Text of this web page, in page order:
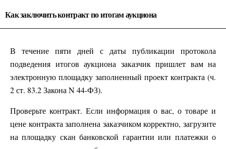
Как заключить контракт по итогам аукциона
В течение пяти дней с даты публикации протокола
подведения итогов аукциона заказчик пришлет вам на
электронную площадку заполненный проект контракта (ч.
2 ст. 83.2 Закона N 44-ФЗ).
Проверьте контракт. Если информация о вас, о товаре и
цене контракта заполнена заказчиком корректно, загрузите
на площадку скан банковской гарантии или платежки о